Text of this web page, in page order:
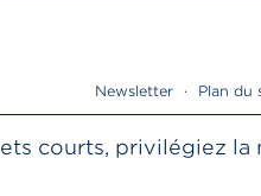
Newsletter · Plan du
courts, privilégiez